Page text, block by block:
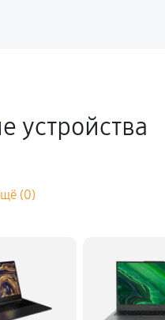
устройства
(0)